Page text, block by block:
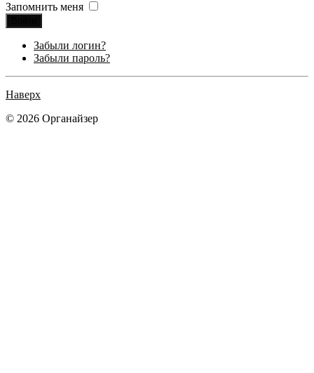
Запомнить меня
Забыли логин?
Забыли пароль?
Наверх
© 2026 Органайзер